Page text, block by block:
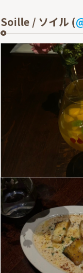
Soille / ソイル (